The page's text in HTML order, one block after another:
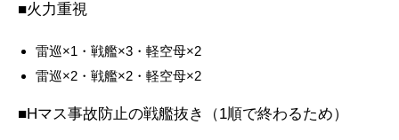
■火力重視
雷巡×1・戦艦×3・軽空母×2
雷巡×2・戦艦×2・軽空母×2
■Hマス事故防止の戦艦抜き（1順で終わるため）